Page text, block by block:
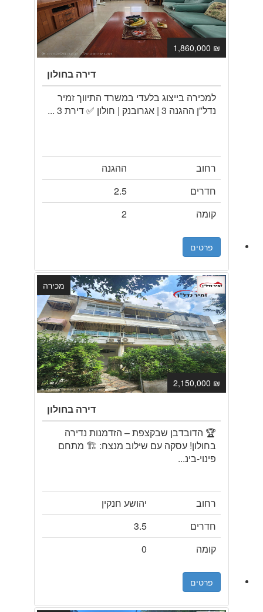
₪ 1,860,000
דירה בחולון
למכירה בייצוג בלעדי במשרד התיווך זמיר
נדל"ן ההגנה 3 | אגרובנק | חולון ✅ דירת 3 ...
רחוב
ההגנה
חדרים
2.5
קומה
2
פרטים
₪ 2,150,000
מכירה
דירה בחולון
🏆 הדובדבן שבקצפת – הזדמנות נדירה
בחולון! עסקה עם שילוב מנצח: 🏗️ מתחם
פינוי-בינ...
רחוב
יהושע חנקין
חדרים
3.5
קומה
0
פרטים